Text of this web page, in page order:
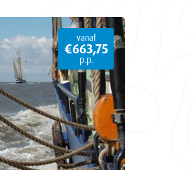
vanaf
€663,75
p.p.